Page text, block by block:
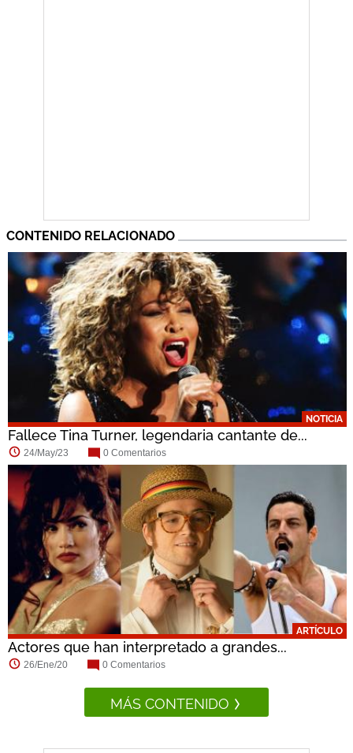
CONTENIDO RELACIONADO
NOTICIA
Fallece Tina Turner, legendaria cantante de...
24/May/23 0 Comentarios
ARTÍCULO
Actores que han interpretado a grandes...
26/Ene/20 0 Comentarios
MÁS CONTENIDO